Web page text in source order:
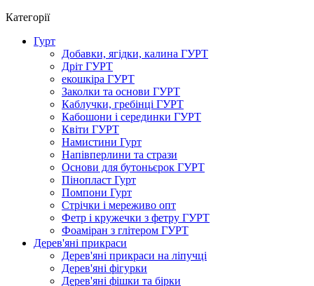
Категорії
Гурт
Добавки, ягідки, калина ГУРТ
Дріт ГУРТ
екошкіра ГУРТ
Заколки та основи ГУРТ
Каблучки, гребінці ГУРТ
Кабошони і серединки ГУРТ
Квіти ГУРТ
Намистини Гурт
Напівперлини та стрази
Основи для бутоньєрок ГУРТ
Пінопласт Гурт
Помпони Гурт
Стрічки і мереживо опт
Фетр і кружечки з фетру ГУРТ
Фоаміран з глітером ГУРТ
Дерев'яні прикраси
Дерев'яні прикраси на ліпучці
Дерев'яні фігурки
Дерев'яні фішки та бірки